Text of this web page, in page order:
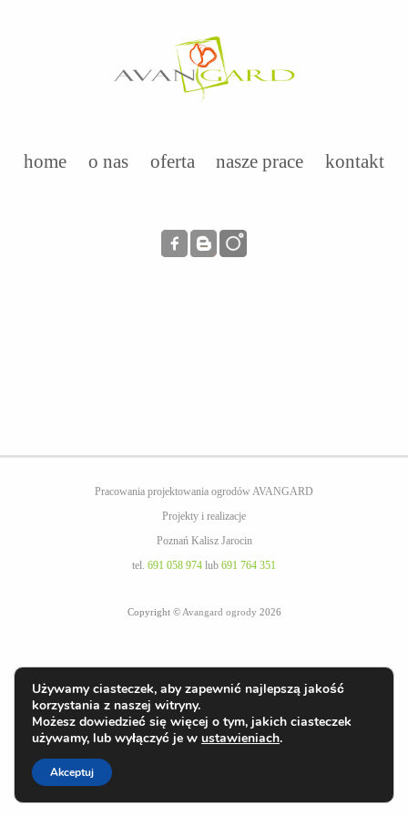
home o nas oferta nasze prace kontakt
Pracowania projektowania ogrodów AVANGARD
Projekty i realizacje
Poznań Kalisz Jarocin
tel. 691 058 974 lub 691 764 351
Copyright ©Avangard ogrody 2026
Używamy ciasteczek, aby zapewnić najlepszą jakość
korzystania z naszej witryny.
Możesz dowiedzieć się więcej o tym, jakich ciasteczek
używamy, lub wyłączyć je w ustawieniach.
Akceptuj